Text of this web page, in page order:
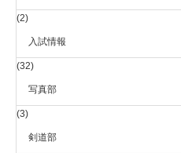
(2)
入試情報
(32)
写真部
(3)
剣道部